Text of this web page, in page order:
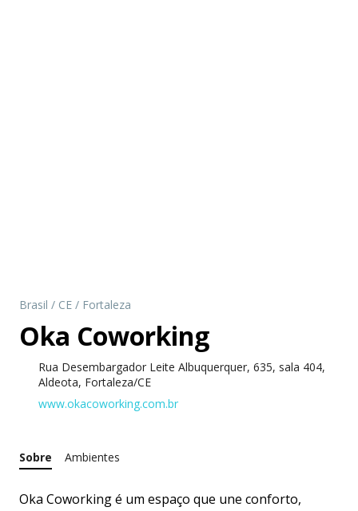
Brasil / CE / Fortaleza
Oka Coworking
Rua Desembargador Leite Albuquerquer, 635, sala 404,
Aldeota, Fortaleza/CE
www.okacoworking.com.br
Sobre Ambientes
Oka Coworking é um espaço que une conforto,